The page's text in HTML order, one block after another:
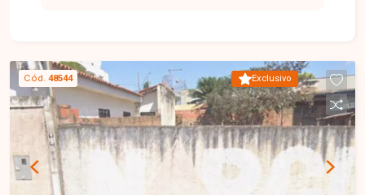
valorização, o imóvel oferece uma excelente
oportunidade para quem deseja construir em uma
região bem localizada e com infraestrutura
completa. Uma excelente oportunidade para
investir ou construir o imóvel dos seus sonhos
em um dos bairros mais tradicionais de
Uberlândia. Entre em contato e agende uma visita
Exclusivo
Cód. 48544